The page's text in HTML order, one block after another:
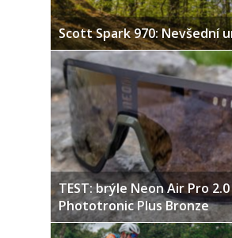
Scott Spark 970: Nevšední
TEST: brýle Neon Air Pro 2.0
Phototronic Plus Bronze